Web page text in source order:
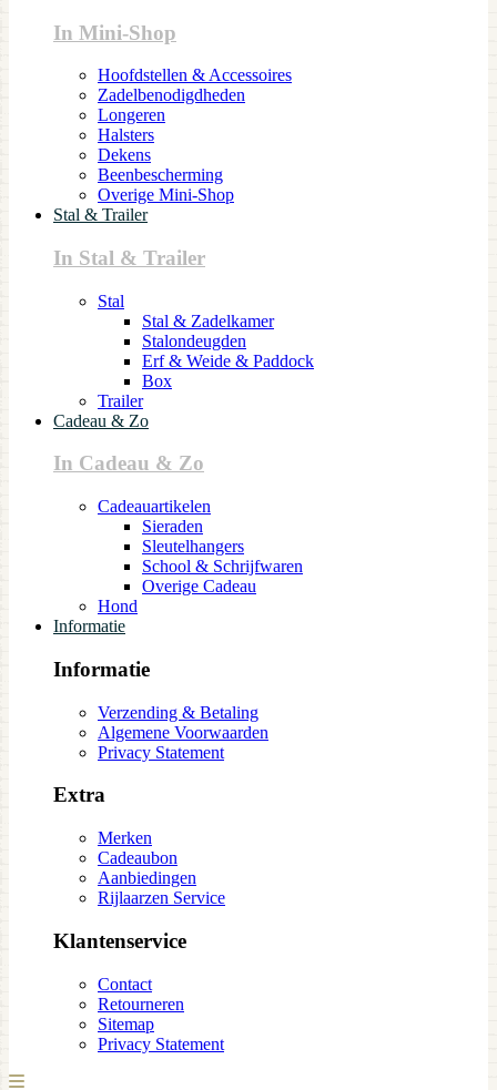
In Mini-Shop
Hoofdstellen & Accessoires
Zadelbenodigdheden
Longeren
Halsters
Dekens
Beenbescherming
Overige Mini-Shop
Stal & Trailer
In Stal & Trailer
Stal
Stal & Zadelkamer
Stalondeugden
Erf & Weide & Paddock
Box
Trailer
Cadeau & Zo
In Cadeau & Zo
Cadeauartikelen
Sieraden
Sleutelhangers
School & Schrijfwaren
Overige Cadeau
Hond
Informatie
Informatie
Verzending & Betaling
Algemene Voorwaarden
Privacy Statement
Extra
Merken
Cadeaubon
Aanbiedingen
Rijlaarzen Service
Klantenservice
Contact
Retourneren
Sitemap
Privacy Statement